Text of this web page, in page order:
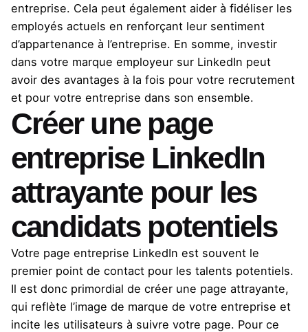
entreprise. Cela peut également aider à fidéliser les
employés actuels en renforçant leur sentiment
d’appartenance à l’entreprise. En somme, investir
dans votre marque employeur sur LinkedIn peut
avoir des avantages à la fois pour votre recrutement
et pour votre entreprise dans son ensemble.
Créer une page
entreprise LinkedIn
attrayante pour les
candidats potentiels
Votre page entreprise LinkedIn est souvent le
premier point de contact pour les talents potentiels.
Il est donc primordial de créer une page attrayante,
qui reflète l’image de marque de votre entreprise et
incite les utilisateurs à suivre votre page. Pour ce